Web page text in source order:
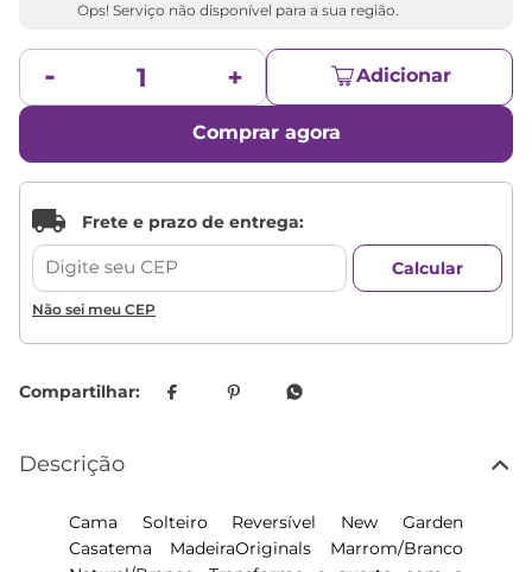
Ops! Serviço não disponível para a sua região.
Adicionar
Comprar agora
Não sei meu CEP
Descrição
Cama Solteiro Reversível New Garden
Casatema MadeiraOriginals Marrom/Branco